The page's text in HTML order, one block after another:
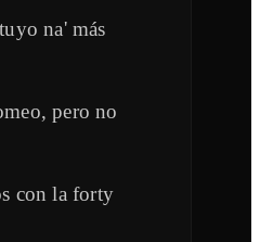
na' más
pero no
con la forty